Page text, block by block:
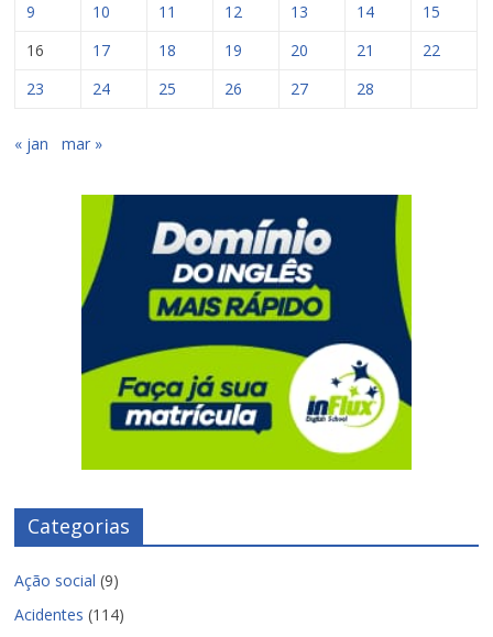
9
10 11 12 13 14
15
16
17 18 19 20 21
22
23
24 25 26 27 28
« jan mar »
Categorias
Ação social (9)
Acidentes (114)